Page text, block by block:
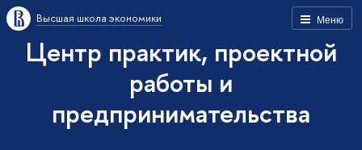
Меню
Высшая школа экономики
Центр практик, проектной
работы и
предпринимательства